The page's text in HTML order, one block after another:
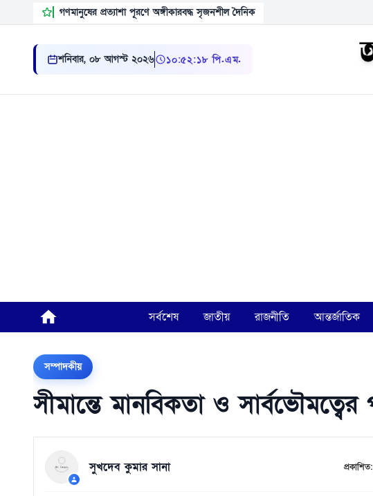
গণমানুষের প্রত্যাশা পূরণে অঙ্গীকারবদ্ধ সৃজনশীল দৈনিক
শনিবার, ০৮ আগস্ট ২০২৬ ১০ ৫২ ১৯ পি.এম.
সর্বশেষ জাতীয় রাজনীতি আন্তর্জাতিক
সম্পাদকীয়
সীমান্তে মানবিকতা ও সার্বভৌমত্বের
সুখদেব কুমার সানা প্রকাশিত: